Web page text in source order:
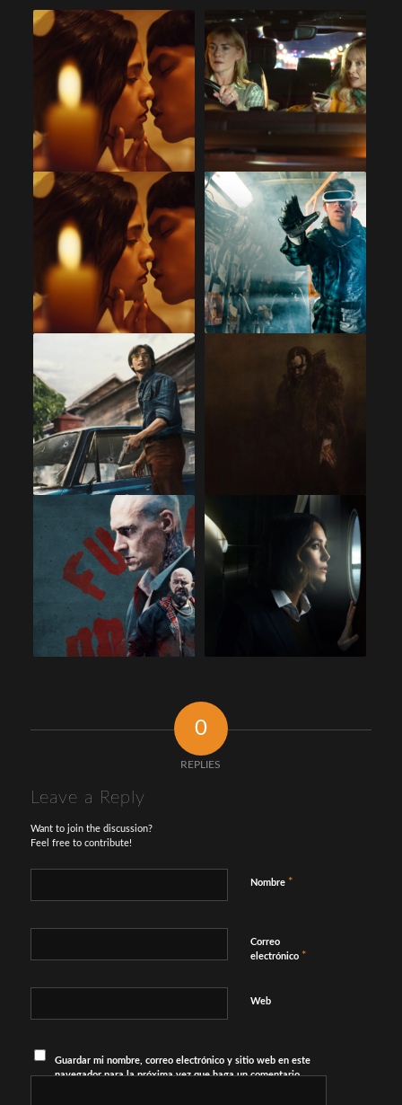
0
REPLIES
Leave a Reply
Want to join the discussion?
Feel free to contribute!
Nombre *
Correo
electrónico *
Web
Guardar mi nombre, correo electrónico y sitio web en este
navegador para la próxima vez que haga un comentario.